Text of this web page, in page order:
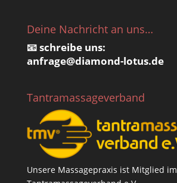
Deine Nachricht an uns…
📧 schreibe uns:
anfrage@diamond-lotus.de
Tantramassageverband
Unsere Massagepraxis ist Mitglied im